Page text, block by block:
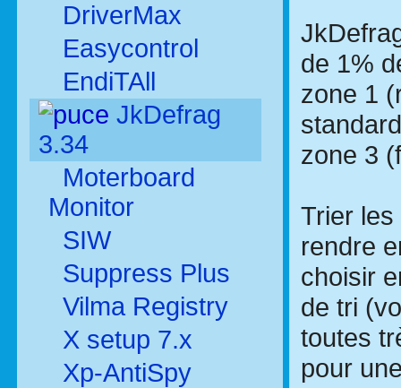
DriverMax
Easycontrol
EndiTAll
JkDefrag
3.34
Moterboard
Monitor
SIW
Suppress Plus
Vilma Registry
X setup 7.x
Xp-AntiSpy
de 1%
zone 1
zone 3
Trier
rendre
choisir
de tri
toutes
pour